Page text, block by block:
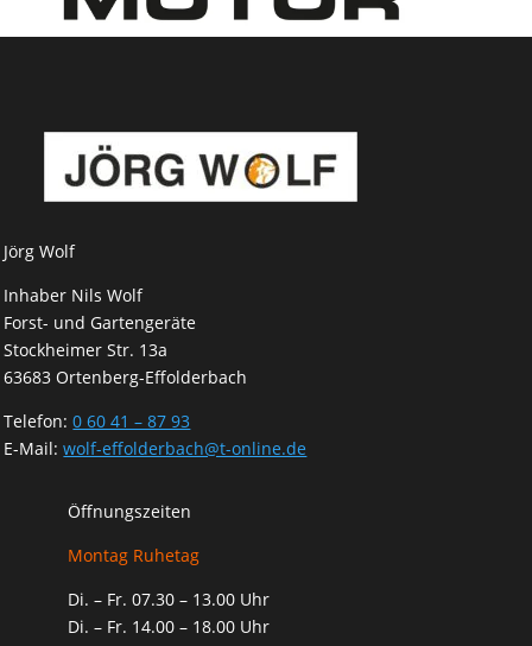
Jörg Wolf
Inhaber Nils Wolf
Forst- und Gartengeräte
Stockheimer Str. 13a
63683 Ortenberg-Effolderbach
Telefon:0 60 41 – 87 93
E-Mail:wolf-effolderbach@t-online.de
Öffnungszeiten
Montag Ruhetag
Di. – Fr. 07.30 – 13.00 Uhr
Di. – Fr. 14.00 – 18.00 Uhr